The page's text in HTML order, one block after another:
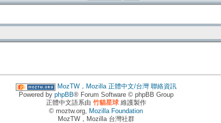
MozTW，Mozilla 正體中文/台灣 聯絡資訊
Powered by phpBB® Forum Software © phpBB Group
正體中文語系由 竹貓星球維護製作
© moztw.org, Mozilla Foundation
MozTW，Mozilla 台灣社群